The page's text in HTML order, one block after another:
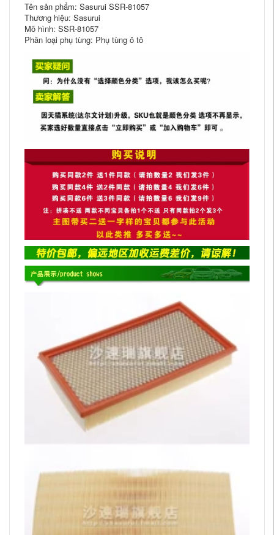
Tên sản phẩm: Sasurui SSR-81057
Thương hiệu: Sasurui
Mô hình: SSR-81057
Phân loại phụ tùng: Phụ tùng ô tô